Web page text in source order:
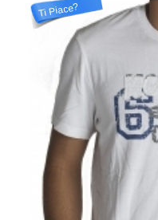
Ti Piace?